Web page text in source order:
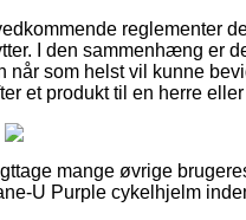
reglementer
I den sammenhæng er
som helst vil kunne
et produkt til en herre
mange øvrige
U Purple cykelhjelm